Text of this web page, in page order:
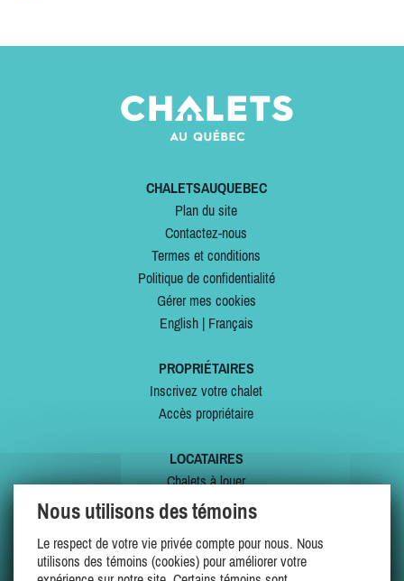
CHALETSAUQUEBEC
Plan du site
Contactez-nous
Termes et conditions
Politique de confidentialité
Gérer mes cookies
English| Français
PROPRIÉTAIRES
Inscrivez votre chalet
Accès propriétaire
LOCATAIRES
Chalets à louer
Chalets à vendre
Offres spéciales
Mes favoris
Nous utilisons des témoins
Le respect de votre vie privée compte pour nous. Nous
utilisons des témoins (cookies) pour améliorer votre